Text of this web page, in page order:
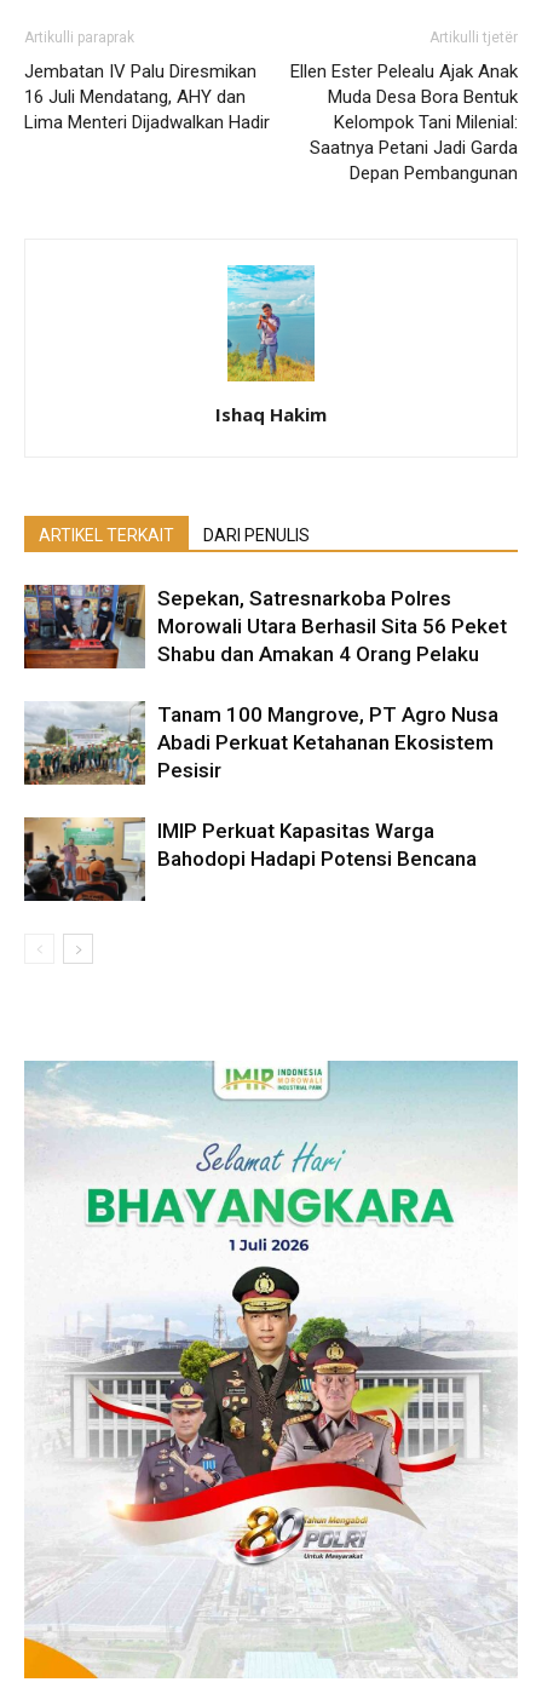
Artikulli paraprak
Jembatan IV Palu Diresmikan
16 Juli Mendatang, AHY dan
Lima Menteri Dijadwalkan Hadir
Artikulli tjetër
Ellen Ester Pelealu Ajak Anak
Muda Desa Bora Bentuk
Kelompok Tani Milenial:
Saatnya Petani Jadi Garda
Depan Pembangunan
Ishaq Hakim
ARTIKEL TERKAIT DARI PENULIS
Sepekan, Satresnarkoba Polres
Morowali Utara Berhasil Sita 56 Peket
Shabu dan Amakan 4 Orang Pelaku
Tanam 100 Mangrove, PT Agro Nusa
Abadi Perkuat Ketahanan Ekosistem
Pesisir
IMIP Perkuat Kapasitas Warga
Bahodopi Hadapi Potensi Bencana